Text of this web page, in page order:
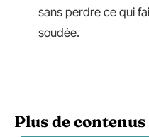
sans perdre ce qui
soudée.
Plus de